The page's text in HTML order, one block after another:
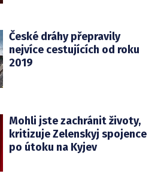
České dráhy přepravily
nejvíce cestujících od roku
2019
Mohli jste zachránit životy,
kritizuje Zelenskyj spojence
po útoku na Kyjev